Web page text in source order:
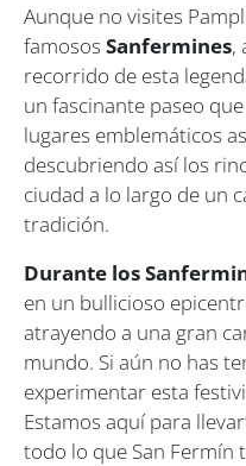
Aunque no visites
famosos Sanfermines,
recorrido de esta
un fascinante paseo
lugares emblemáticos
descubriendo así los
ciudad a lo largo de un
tradición.
Durante los
en un bullicioso
atrayendo a una gran
mundo. Si aún no has
experimentar esta
Estamos aquí para
todo lo que San Fermín